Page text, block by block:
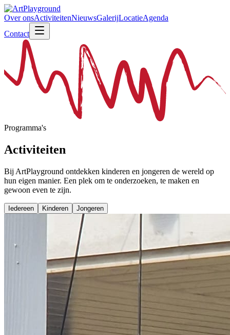
Over onsActiviteitenNieuwsGalerijLocatieAgenda
Contact
Programma's
Activiteiten
Bij ArtPlayground ontdekken kinderen en jongeren de wereld op
hun eigen manier. Een plek om te onderzoeken, te maken en
gewoon even te zijn.
Iedereen Kinderen Jongeren